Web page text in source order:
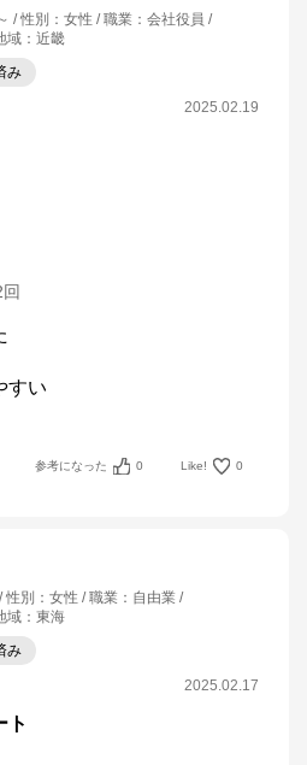
性別 ： 女性 職業 ： 会社役員
域 ： 近畿
み
2025.02.19
すい
参考になった 0 Like! 0
性別 ： 女性 職業 ： 自由業
域 ： 東海
み
2025.02.17
ト